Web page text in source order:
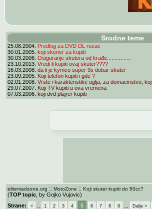
Srodne teme
25.08.2004. Predlog za DVD DL rezac
30.01.2005. koji skener za kupiti
30.03.2006. Osiguranje skutera od krađe................
23.10.2013. Vredi li kupiti ovaj skuter????
16.03.2008. da li je kymco super 9s dobar skuter
23.09.2005. Koji telefon kupiti i gde ?
02.01.2008. Vrste i karakteristike uglja, za domacinstvo, koj..
29.07.2007. Koji TV kupiti u ova vremena
07.03.2006. koji dvd player kupiti
elitemadzone.org :: MotoZone :: Koji skuter kupiti do 50cc?
(TOP topic , by Gojko Vujovic)
Strane:
< 1 2 3 4 5 6 7 8 9 Dalje >